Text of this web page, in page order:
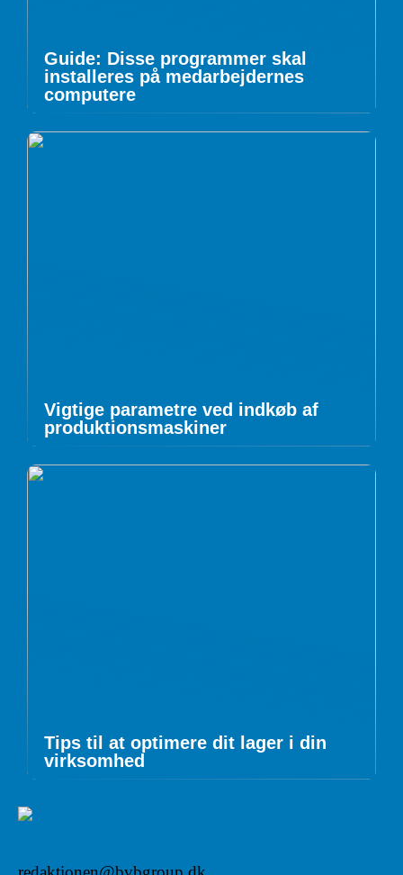
Guide: Disse programmer skal
installeres på medarbejdernes
computere
Vigtige parametre ved indkøb af
produktionsmaskiner
Tips til at optimere dit lager i din
virksomhed